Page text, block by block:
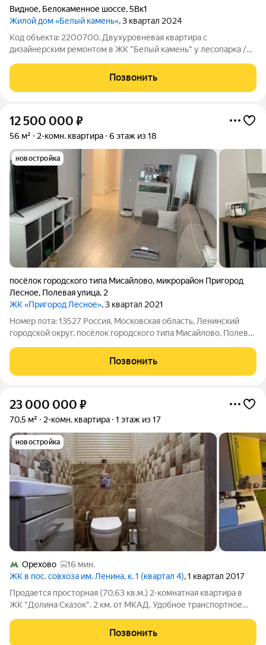
Видное, Белокаменное шоссе,5Вк1
Жилой дом «Белый камень», 3 квартал 2024
Код объекта: 2200700. Двухуровневая квартира с
дизайнерским ремонтом в ЖК "Белый камень" у лесопарка /
дизайнерская отделка, выполненная в актуальном стиле. Вам
не придется тратить время и бюджет
Позвонить
12 500 000 ₽
56 м² 2-комн. квартира 6 этаж из 18
новостройка
посёлок городского типа Мисайлово, микрорайон Пригород
Лесное, Полевая улица, 2
ЖК «Пригород Лесное», 3 квартал 2021
Номер лота: 13527 Россия, Московская область, Ленинский
городской округ, посёлок городского типа Мисайлово, Полевая
56.00 м.кв., Жилая площадь: 30.00 м.кв., Площадь кухни: 14.00
м.кв.
Позвонить
23 000 000 ₽
70,5 м² 2-комн. квартира 1 этаж из 17
новостройка
Орехово
16 мин.
ЖК в пос. совхоза им. Ленина, к. 1 (квартал 4), 1 квартал 2017
Продается просторная (70,63 кв.м.) 2-комнатная квартира в
ЖК "Долина Сказок". 2 км. от МКАД. Удобное транспортное
маршрутные такси №364, 367, 439, примерное время в пути
Позвонить